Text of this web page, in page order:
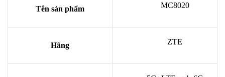
Tên sản phẩm MC8020
Hãng ZTE